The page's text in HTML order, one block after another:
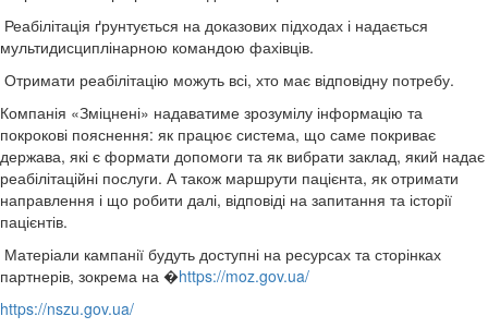
Реабілітація ґрунтується на доказових підходах і надається
мультидисциплінарною командою фахівців.
Отримати реабілітацію можуть всі, хто має відповідну потребу.
Компанія «Зміцнені» надаватиме зрозумілу інформацію та
покрокові пояснення: як працює система, що саме покриває
держава, які є формати допомоги та як вибрати заклад, який надає
реабілітаційні послуги. А також маршрути пацієнта, як отримати
направлення і що робити далі, відповіді на запитання та історії
пацієнтів.
Матеріали кампанії будуть доступні на ресурсах та сторінках
партнерів, зокрема на �https://moz.gov.ua/
https://nszu.gov.ua/